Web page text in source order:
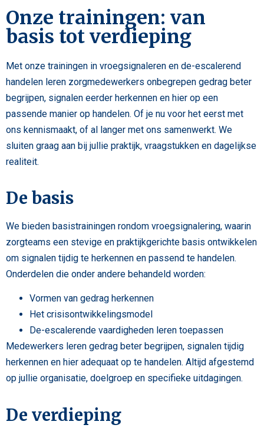
Onze trainingen: van
basis tot verdieping
Met onze trainingen in vroegsignaleren en de-escalerend
handelen leren zorgmedewerkers onbegrepen gedrag beter
begrijpen, signalen eerder herkennen en hier op een
passende manier op handelen. Of je nu voor het eerst met
ons kennismaakt, of al langer met ons samenwerkt. We
sluiten graag aan bij jullie praktijk, vraagstukken en dagelijkse
realiteit.
De basis
We bieden basistrainingen rondom vroegsignalering, waarin
zorgteams een stevige en praktijkgerichte basis ontwikkelen
om signalen tijdig te herkennen en passend te handelen.
Onderdelen die onder andere behandeld worden:
Vormen van gedrag herkennen
Het crisisontwikkelingsmodel
De-escalerende vaardigheden leren toepassen
Medewerkers leren gedrag beter begrijpen, signalen tijdig
herkennen en hier adequaat op te handelen. Altijd afgestemd
op jullie organisatie, doelgroep en specifieke uitdagingen.
De verdieping